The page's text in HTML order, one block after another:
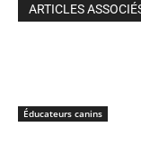
ARTICLES
Éducateurs canins